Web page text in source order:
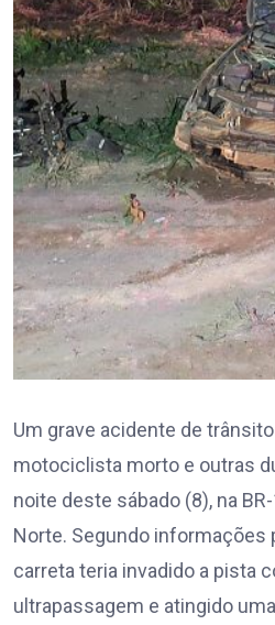
Um grave acidente de
motociclista morto e outras
noite deste sábado (8), na
Norte. Segundo informações
carreta teria invadido a pista
ultrapassagem e atingido